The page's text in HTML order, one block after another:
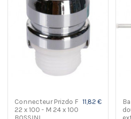
Connecteur Prizdo F
22 x 100 - M 24 x 100
11,82 €